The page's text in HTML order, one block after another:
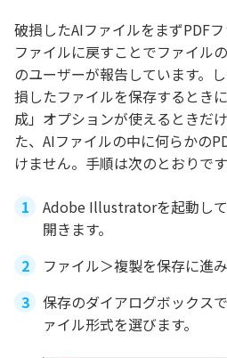
破損したAIファイルをまずPDF
ファイルに戻すことでファイル
のユーザーが報告しています。
損したファイルを保存するとき
成」オプションが使えるときだ
た、AIファイルの中に何らかの
けません。手順は次のとおりです
Adobe Illustratorを起動し
開きます。
ファイル＞複製を保存に進み
保存のダイアログボックス
ァイル形式を選びます。